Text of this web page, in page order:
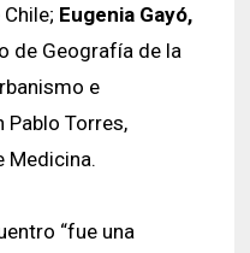
Eugenia Gayó,
de Geografía de la
e
Pablo Torres,
Medicina.
“fue una